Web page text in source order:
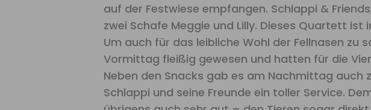
auf der Festwiese empfangen. Schlappi &
zwei Schafe Meggie und Lilly. Dieses Quartett
Um auch für das leibliche Wohl der Fellnasen zu
Vormittag fleißig gewesen und hatten für die
Neben den Snacks gab es am Nachmittag auch
Schlappi und seine Freunde ein toller Service.